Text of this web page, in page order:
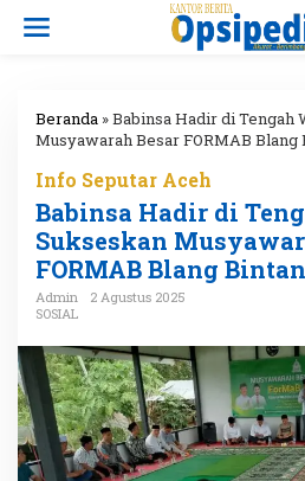
Beranda »Babinsa Hadir di Tengah
Musyawarah Besar FORMAB Blang
Info Seputar Aceh
Babinsa Hadir di
Sukseskan
FORMAB Blang
Admin
2 Agustus 2025
SOSIAL